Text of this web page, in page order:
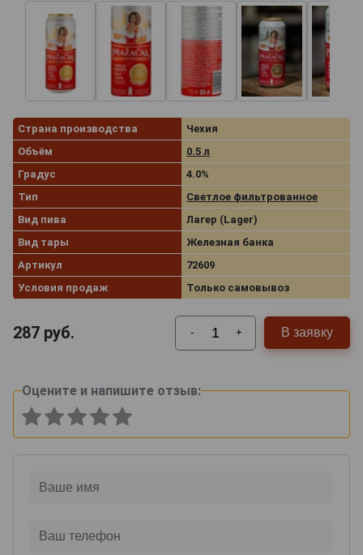
Страна производства
Чехия
Объём
0.5 л
Градус
4.0%
Тип
Светлое фильтрованное
Вид пива
Лагер (Lager)
Вид тары
Железная банка
Артикул
72609
Условия продаж
Только самовывоз
287 руб. - + В заявку
Оцените и напишите отзыв: